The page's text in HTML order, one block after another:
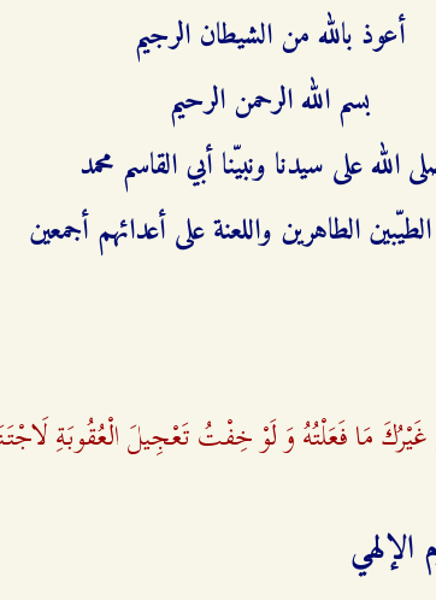
أعوذ بالله من الشيطان الرجيم
بسم الله الرحمن الرحيم
الله على سيدنا ونبيّنا أبي القاسم محمد
الطاهرين واللعنة على أعدائهم أجمعين
غَيْرُكَ مَا فَعَلْتُهُ وَ لَوْ خِفْتُ تَعْجِيلَ الْعُقُوبَةِ
الإلهي